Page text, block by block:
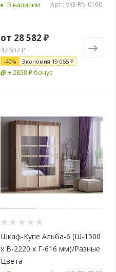
В наличии Арт.: VIG-RN-0160
от 28 582 ₽
47 637 ₽
-40% Экономия 19 055 ₽
+ 2858 ₽ бонус
Шкаф-Купе Альба-6 (Ш-1500
х В-2220 х Г-616 мм)/Разные
Цвета